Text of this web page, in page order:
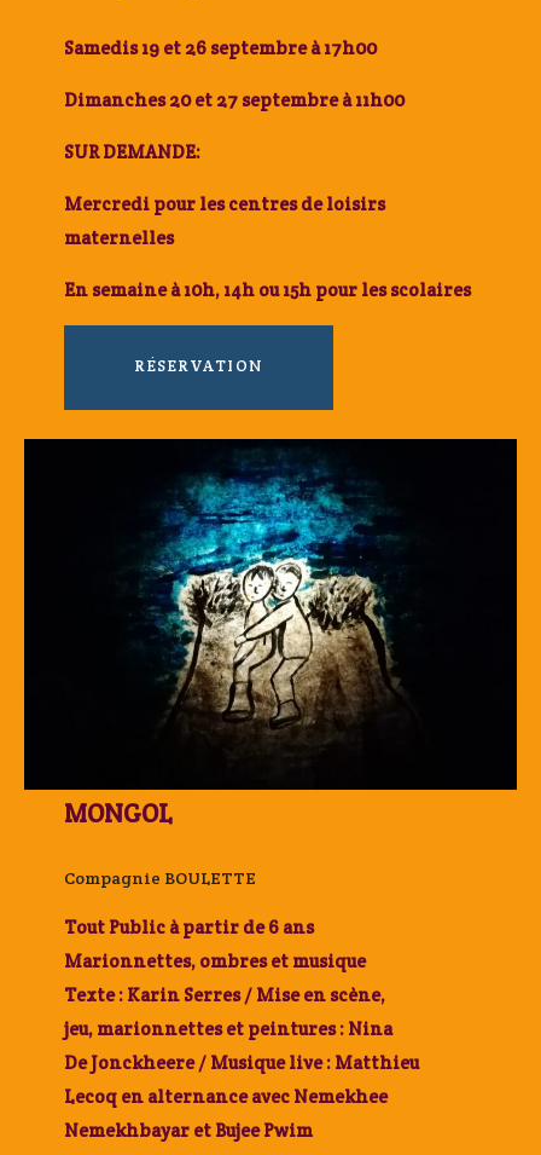
Samedis 19 et 26 septembre à 17h00
Dimanches 20 et 27 septembre à 11h00
SUR DEMANDE:
Mercredi pour les centres de loisirs
maternelles
En semaine à 10h, 14h ou 15h pour les scolaires
RÉSERVATION
MONGOL
Compagnie BOULETTE
Tout Public à partir de 6 ans
Marionnettes, ombres et musique
Texte : Karin Serres / Mise en scène,
jeu, marionnettes et peintures : Nina
De Jonckheere / Musique live : Matthieu
Lecoq en alternance avec Nemekhee
Nemekhbayar et Bujee Pwim